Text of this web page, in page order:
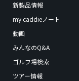
新製品情報
my caddieノート
動画
みんなのQ&A
ゴルフ場検索
ツアー情報